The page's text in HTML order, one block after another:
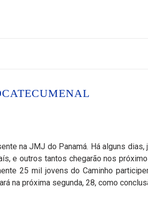
na JMJ do Panamá. Há alguns dias,
e outros tantos chegarão nos
25 mil jovens do Caminho
na próxima segunda, 28, como